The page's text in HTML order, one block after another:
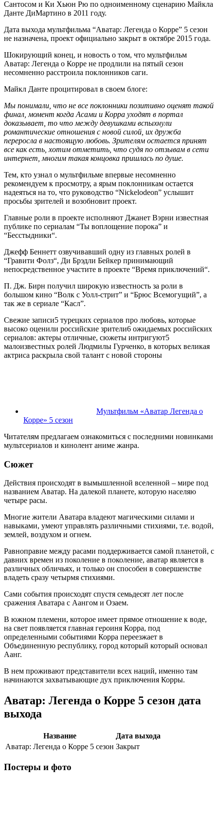
Сантосом и Ки Хьюн Рю по одноименному сценарию Майкла
Данте ДиМартино в 2011 году.
Дата выхода мультфильма “Аватар: Легенда о Корре” 5 сезон
не назначена, проект официально закрыт в октябре 2015 года.
Шокирующий конец, и новость о том, что мультфильм
Аватар: Легенда о Корре не продлили на пятый сезон
несомненно расстроила поклонников саги.
Майкл Данте процитировал в своем блоге:
Мы понимали, что не все поклонники позитивно оценят такой
финал, момент когда Асами и Корра уходят в портал
доказывает, то что между девушками вспыхнули
романтические отношения с новой силой, их дружба
переросла в настоящую любовь. Зрителям остается принят
все как есть, хотим отметить, что судя по отзывам в сети
интернет, многим такая концовка пришлась по душе.
Тем, кто узнал о мультфильме впервые несомненно
рекомендуем к просмотру, а ярым поклонникам остается
надеяться на то, что руководство “Nickelodeon” услышит
просьбы зрителей и возобновит проект.
Главные роли в проекте исполняют Джанет Вэрни известная
публике по сериалам “Ты воплощение порока” и
“Бесстыдники“.
Джефф Беннетт озвучивавший одну из главных ролей в
“Гравити Фолз“, Ди Брэдли Бейкер принимающий
непосредственное участите в проекте “Время приключений“.
П. Дж. Бирн получил широкую известность за роли в
большом кино “Волк с Уолл-стрит” и “Брюс Всемогущий”, а
так же в сериале “Касл”.
Свежие записи5 турецких сериалов про любовь, которые
высоко оценили российские зрители6 ожидаемых российских
сериалов: актеры отличные, сюжеты интригуют5
малоизвестных ролей Людмилы Гурченко, в которых великая
актриса раскрыла свой талант с новой стороны
Мультфильм «Аватар Легенда о
Корре» 5 сезон
Читателям предлагаем ознакомиться с последними новинками
мультсериалов и кинолент аниме жанра.
Сюжет
Действия происходят в вымышленной вселенной – мире под
названием Аватар. На далекой планете, которую населяю
четыре расы.
Многие жители Аватара владеют магическими силами и
навыками, умеют управлять различными стихиями, т.е. водой,
землей, воздухом и огнем.
Равноправие между расами поддерживается самой планетой, с
давних времен из поколение в поколение, аватар является в
различных обличьях, и только он способен в совершенстве
владеть сразу четырмя стихиями.
Сами события происходят спустя семьдесят лет после
сражения Аватара с Аангом и Озаем.
В южном племени, которое имеет прямое отношение к воде,
на свет появляется главная героиня Корра, под
определенными событиями Корра переезжает в
Объединенную республику, город который который основал
Аанг.
В нем проживают представители всех наций, именно там
начинаются захватывающие дух приключения Корры.
Аватар: Легенда о Корре 5 сезон дата
выхода
Название
Дата выхода
Аватар: Легенда о Корре 5 сезон Закрыт
Постеры и фото